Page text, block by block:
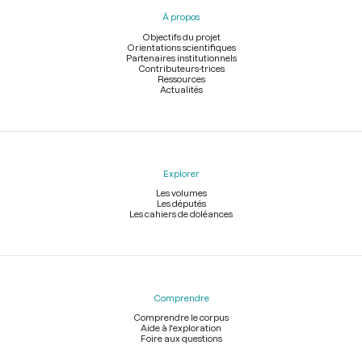
À propos
Objectifs du projet
Orientations scientifiques
Partenaires institutionnels
Contributeurs-trices
Ressources
Actualités
Explorer
Les volumes
Les députés
Les cahiers de doléances
Comprendre
Comprendre le corpus
Aide à l'exploration
Foire aux questions